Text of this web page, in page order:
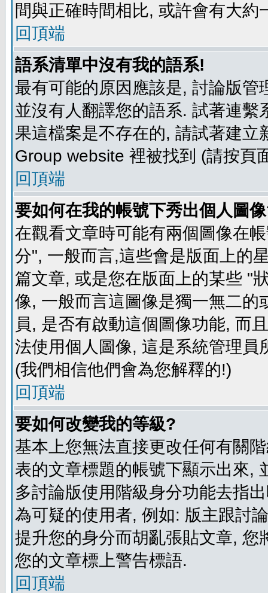
間與正確時間相比, 或許會有大約
回頂端
語系清單中沒有我的語系!
最有可能的原因應該是, 討論版
並沒有人翻譯您的語系. 試著連
果這檔案是不存在的, 請試著建
Group website 裡被找到 (請按頁
回頂端
要如何在我的帳號下秀出個人圖
在觀看文章時可能有兩個圖像在
分", 一般而言,這些會是版面上的
篇文章, 或是您在版面上的某些 "
像, 一般而言這圖像是獨一無二
員, 是否有啟動這個圖像功能, 而
法使用個人圖像, 這是系統管理
(我們相信他們會為您解釋的!)
回頂端
要如何改變我的等級?
基本上您無法直接更改任何有關
表的文章標題的帳號下顯示出來,
多討論版使用階級身分功能去指
為可疑的使用者, 例如: 版主跟討
提升您的身分而胡亂張貼文章,
您的文章標上警告標語.
回頂端